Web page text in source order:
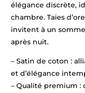
élégance discrète,
chambre. Taies
invitent à un
après nuit.
– Satin de coton :
et d’élégance
– Qualité premium :